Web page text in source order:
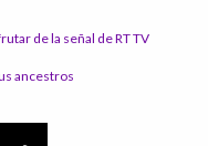
de la señal de RT TV
ancestros